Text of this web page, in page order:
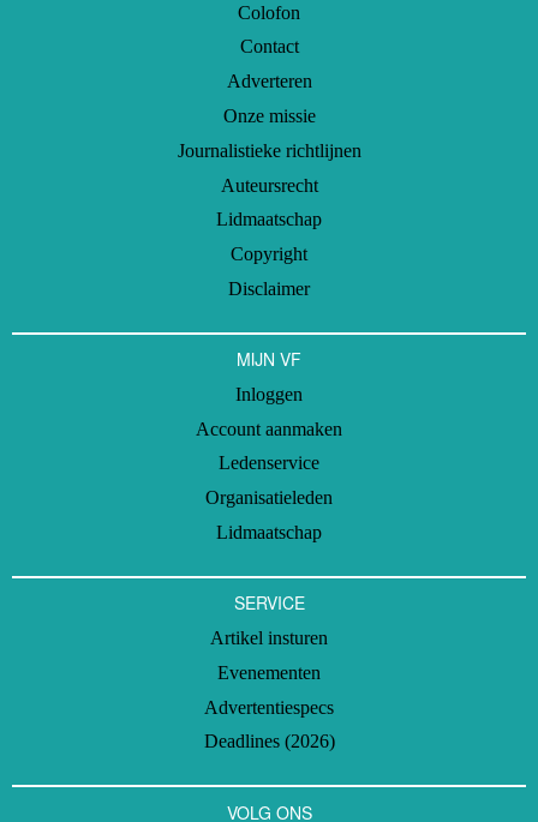
Colofon
Contact
Adverteren
Onze missie
Journalistieke richtlijnen
Auteursrecht
Lidmaatschap
Copyright
Disclaimer
MIJN VF
Inloggen
Account aanmaken
Ledenservice
Organisatieleden
Lidmaatschap
SERVICE
Artikel insturen
Evenementen
Advertentiespecs
Deadlines (2026)
VOLG ONS